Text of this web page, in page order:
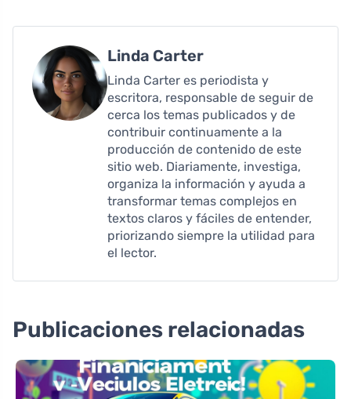
Linda Carter
Linda Carter es periodista y
escritora, responsable de seguir de
cerca los temas publicados y de
contribuir continuamente a la
producción de contenido de este
sitio web. Diariamente, investiga,
organiza la información y ayuda a
transformar temas complejos en
textos claros y fáciles de entender,
priorizando siempre la utilidad para
el lector.
Publicaciones relacionadas